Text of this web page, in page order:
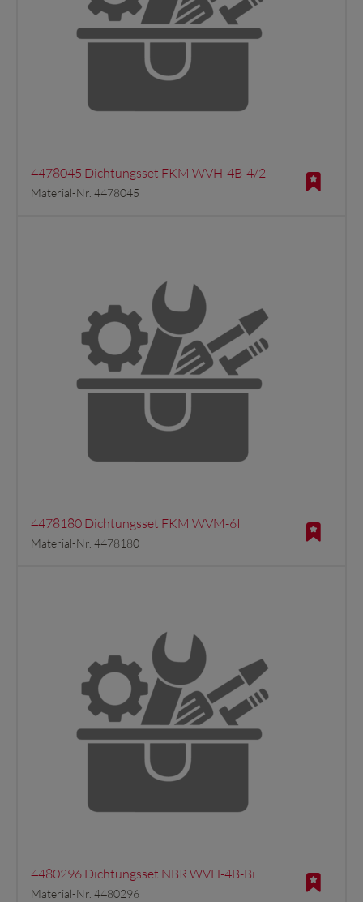
4478045 Dichtungsset FKM WVH-4B-4/2
Material-Nr. 4478045
4478180 Dichtungsset FKM WVM-6I
Material-Nr. 4478180
4480296 Dichtungsset NBR WVH-4B-Bi
Material-Nr. 4480296